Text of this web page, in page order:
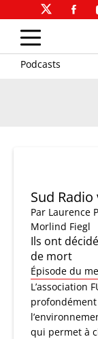
Podcasts
Sud
Par Laurence
Morlind Fiegl
Ils ont
de mort
Épisode du
L’association
qui permet à